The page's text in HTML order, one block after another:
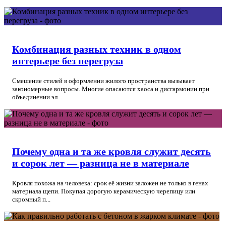
Комбинация разных техник в одном
интерьере без перегруза
Смешение стилей в оформлении жилого пространства вызывает
закономерные вопросы. Многие опасаются хаоса и дисгармонии при
объединении эл...
Почему одна и та же кровля служит десять
и сорок лет — разница не в материале
Кровля похожа на человека: срок её жизни заложен не только в генах
материала щепи. Покупая дорогую керамическую черепицу или
скромный п...